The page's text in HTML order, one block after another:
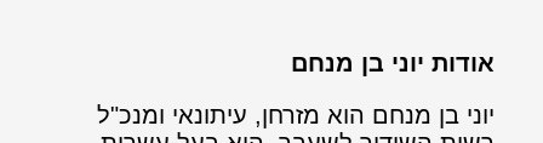
אודות יוני בן מנחם
יוני בן מנחם הוא מזרחן, עיתונאי ומנכ"ל